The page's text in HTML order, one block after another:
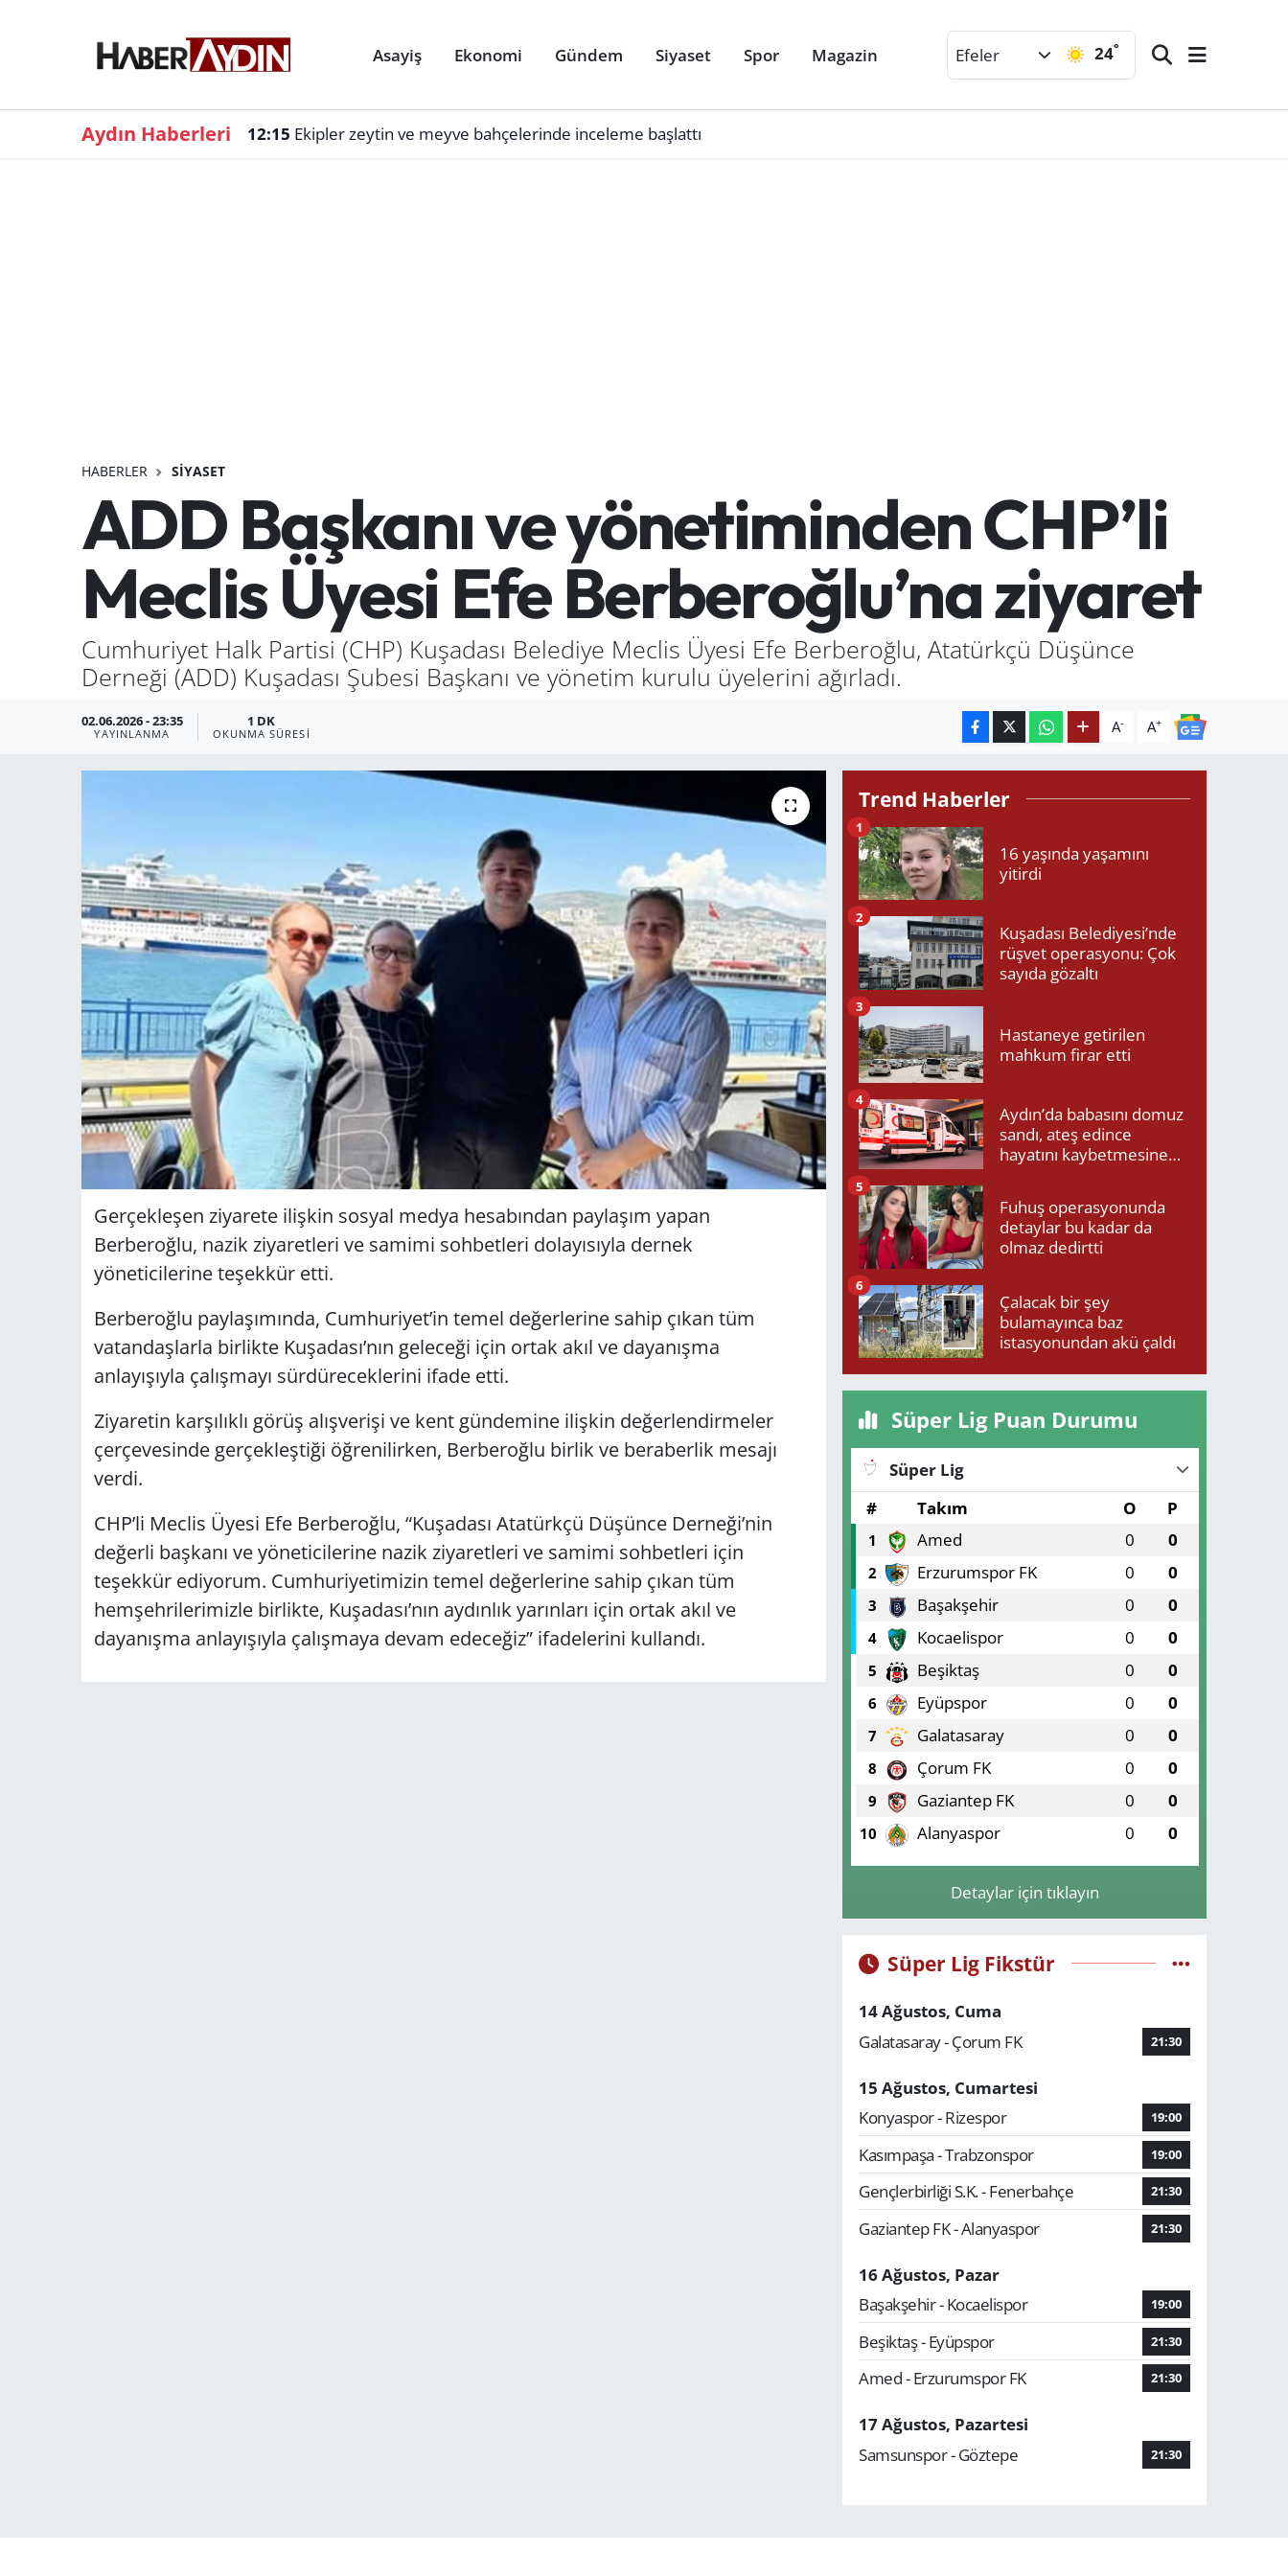
Asayiş Ekonomi Gündem Siyaset Spor Magazin Efeler 24°
Aydın Haberleri 12:15 Ekipler zeytin ve meyve bahçelerinde inceleme başlattı
HABERLER SIYASET
ADD Başkanı ve yönetiminden CHP’li
Meclis Üyesi Efe Berberoğlu’na ziyaret
Cumhuriyet Halk Partisi (CHP) Kuşadası Belediye Meclis Üyesi Efe Berberoğlu, Atatürkçü Düşünce
Derneği (ADD) Kuşadası Şubesi Başkanı ve yönetim kurulu üyelerini ağırladı.
02.06.2026 - 23:35
YAYINLANMA
1 DK
OKUNMA SÜRESI A- A+
Gerçekleşen ziyarete ilişkin sosyal medya hesabından paylaşım yapan
Berberoğlu, nazik ziyaretleri ve samimi sohbetleri dolayısıyla dernek
yöneticilerine teşekkür etti.
Berberoğlu paylaşımında, Cumhuriyet’in temel değerlerine sahip çıkan tüm
vatandaşlarla birlikte Kuşadası’nın geleceği için ortak akıl ve dayanışma
anlayışıyla çalışmayı sürdüreceklerini ifade etti.
Ziyaretin karşılıklı görüş alışverişi ve kent gündemine ilişkin değerlendirmeler
çerçevesinde gerçekleştiği öğrenilirken, Berberoğlu birlik ve beraberlik mesajı
verdi.
CHP’li Meclis Üyesi Efe Berberoğlu, “Kuşadası Atatürkçü Düşünce Derneği’nin
değerli başkanı ve yöneticilerine nazik ziyaretleri ve samimi sohbetleri için
teşekkür ediyorum. Cumhuriyetimizin temel değerlerine sahip çıkan tüm
hemşehrilerimizle birlikte, Kuşadası’nın aydınlık yarınları için ortak akıl ve
dayanışma anlayışıyla çalışmaya devam edeceğiz” ifadelerini kullandı.
Trend Haberler
16 yaşında yaşamını
yitirdi
1
Kuşadası Belediyesi’nde
rüşvet operasyonu: Çok
sayıda gözaltı
2
Hastaneye getirilen
mahkum firar etti
3
Aydın’da babasını domuz
sandı, ateş edince
hayatını kaybetmesine
4
Fuhuş operasyonunda
detaylar bu kadar da
olmaz dedirtti
5
Çalacak bir şey
bulamayınca baz
istasyonundan akü çaldı
6
Süper Lig Puan Durumu
Süper Lig
#
Takım O P
1 Amed 0 0
2 Erzurumspor FK 0 0
3 Başakşehir 0 0
4 Kocaelispor 0 0
5 Beşiktaş 0 0
6 Eyüpspor 0 0
7 Galatasaray 0 0
8 Çorum FK 0 0
9 Gaziantep FK 0 0
10 Alanyaspor 0 0
Detaylar için tıklayın
Süper Lig Fikstür
14 Ağustos, Cuma
Galatasaray - Çorum FK
21:30
15 Ağustos, Cumartesi
Konyaspor - Rizespor
19:00
Kasımpaşa - Trabzonspor 19:00
Gençlerbirliği S.K. - Fenerbahçe 21:30
Gaziantep FK - Alanyaspor 21:30
16 Ağustos, Pazar
Başakşehir - Kocaelispor
19:00
Beşiktaş - Eyüpspor 21:30
Amed - Erzurumspor FK 21:30
17 Ağustos, Pazartesi
Samsunspor - Göztepe
21:30